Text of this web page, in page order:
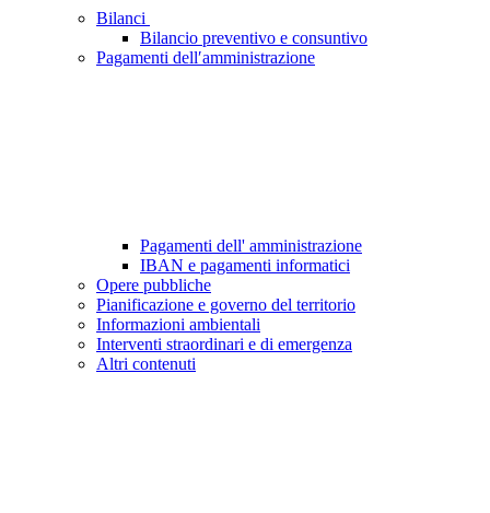
Bilanci
Bilancio preventivo e consuntivo
Pagamenti dell′amministrazione
Pagamenti dell' amministrazione
IBAN e pagamenti informatici
Opere pubbliche
Pianificazione e governo del territorio
Informazioni ambientali
Interventi straordinari e di emergenza
Altri contenuti